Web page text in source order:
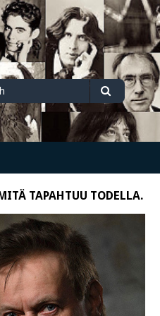
Search
TAPAHTUU TODELLA.